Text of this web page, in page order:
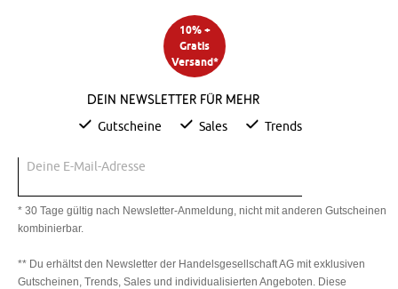
10% +
Gratis
Versand*
Dein Newsletter für mehr
Gutscheine Sales Trends
Deine E-Mail-Adresse
* 30 Tage gültig nach Newsletter-Anmeldung, nicht mit anderen Gutscheinen
kombinierbar.
** Du erhältst den Newsletter der Handelsgesellschaft AG mit exklusiven
Gutscheinen, Trends, Sales und individualisierten Angeboten. Diese